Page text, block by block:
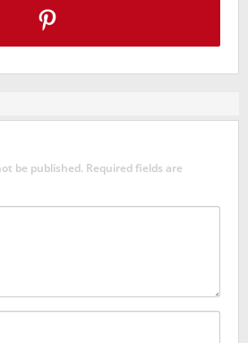
be published. Required fields are